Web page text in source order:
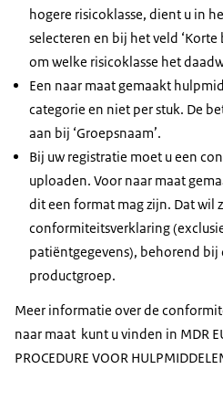
hogere risicoklasse, dient u in
selecteren en bij het veld ‘Korte
om welke risicoklasse het
Een naar maat gemaakt
categorie en niet per stuk. De
aan bij ‘Groepsnaam’.
Bij uw registratie moet u een
uploaden. Voor naar maat
dit een format mag zijn. Dat wil
conformiteitsverklaring
patiëntgegevens), behorend bij
productgroep.
Meer informatie over de
naar maat kunt u vinden in MDR
PROCEDURE VOOR